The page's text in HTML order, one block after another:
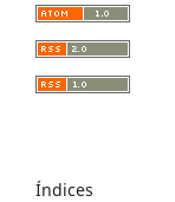
Índices